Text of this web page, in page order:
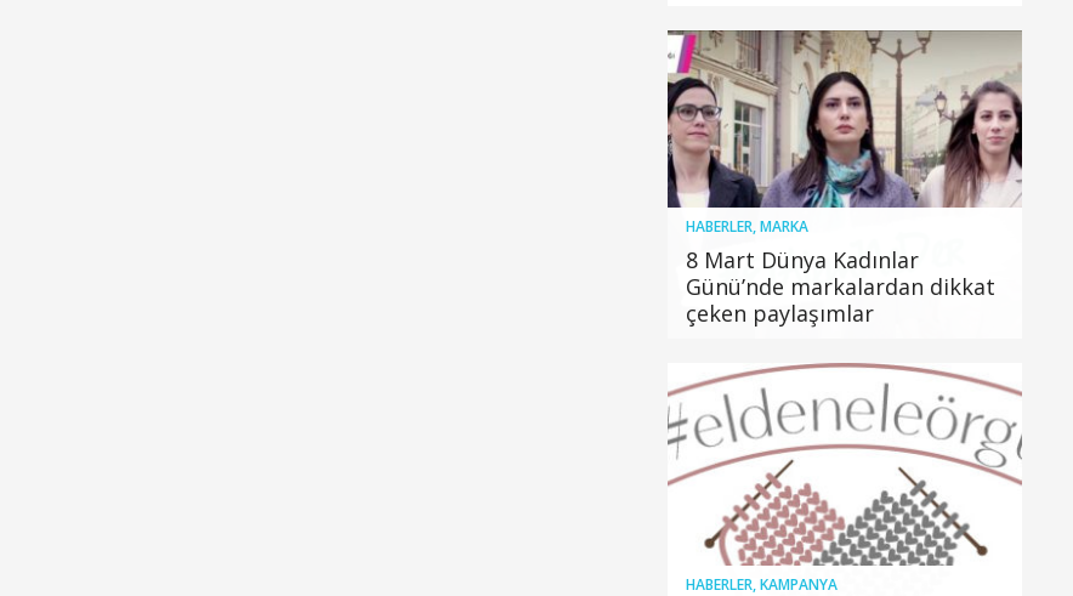
HABERLER,MARKA
8 Mart Dünya Kadınlar
Günü’nde markalardan dikkat
çeken paylaşımlar
HABERLER,KAMPANYA